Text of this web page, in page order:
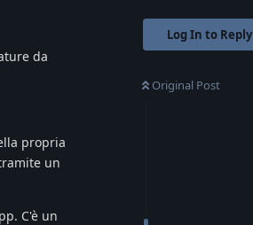
Log In to Reply
Original Post
da
propria
un
C'è un